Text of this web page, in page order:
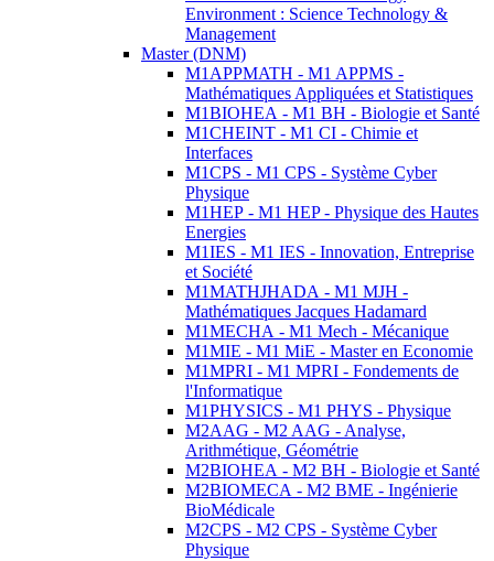
Environment : Science Technology &
Management
Master (DNM)
M1APPMATH - M1 APPMS -
Mathématiques Appliquées et Statistiques
M1BIOHEA - M1 BH - Biologie et Santé
M1CHEINT - M1 CI - Chimie et
Interfaces
M1CPS - M1 CPS - Système Cyber
Physique
M1HEP - M1 HEP - Physique des Hautes
Energies
M1IES - M1 IES - Innovation, Entreprise
et Société
M1MATHJHADA - M1 MJH -
Mathématiques Jacques Hadamard
M1MECHA - M1 Mech - Mécanique
M1MIE - M1 MiE - Master en Economie
M1MPRI - M1 MPRI - Fondements de
l'Informatique
M1PHYSICS - M1 PHYS - Physique
M2AAG - M2 AAG - Analyse,
Arithmétique, Géométrie
M2BIOHEA - M2 BH - Biologie et Santé
M2BIOMECA - M2 BME - Ingénierie
BioMédicale
M2CPS - M2 CPS - Système Cyber
Physique